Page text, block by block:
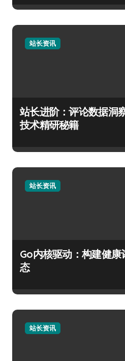
站长资讯
站长进阶：评论数据洞
技术精研秘籍
站长资讯
Go内核驱动：构建健康
态
站长资讯